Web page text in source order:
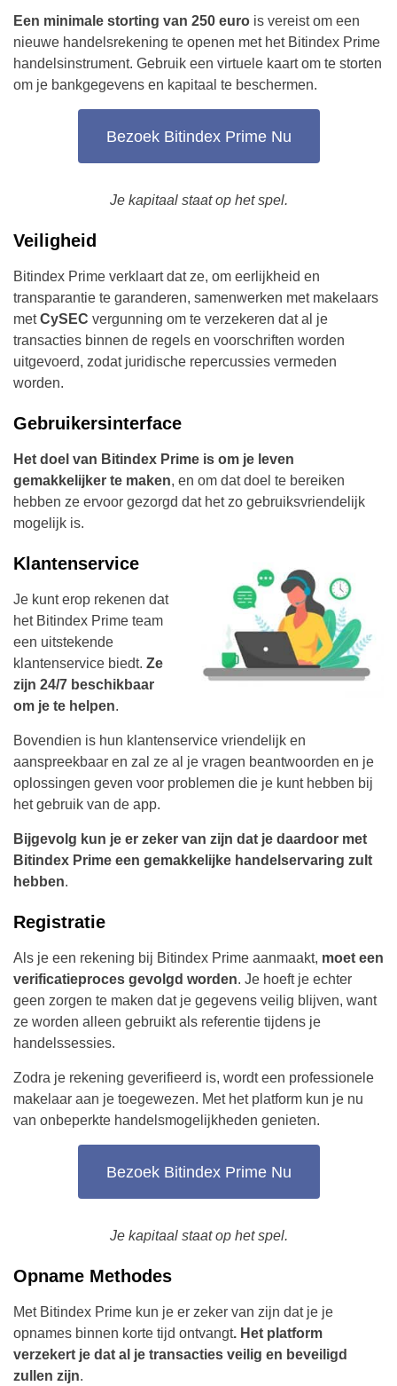
Een minimale storting van 250 euro is vereist om een
nieuwe handelsrekening te openen met het Bitindex Prime
handelsinstrument. Gebruik een virtuele kaart om te storten
om je bankgegevens en kapitaal te beschermen.
Bezoek Bitindex Prime Nu
Je kapitaal staat op het spel.
Veiligheid
Bitindex Prime verklaart dat ze, om eerlijkheid en
transparantie te garanderen, samenwerken met makelaars
metCySEC vergunning om te verzekeren dat al je
transacties binnen de regels en voorschriften worden
uitgevoerd, zodat juridische repercussies vermeden
worden.
Gebruikersinterface
Het doel van Bitindex Prime is om je leven
gemakkelijker te maken, en om dat doel te bereiken
hebben ze ervoor gezorgd dat het zo gebruiksvriendelijk
mogelijk is.
Klantenservice
Je kunt erop rekenen dat
het Bitindex Prime team
een uitstekende
klantenservice biedt. Ze
zijn 24/7 beschikbaar
om je te helpen.
Bovendien is hun klantenservice vriendelijk en
aanspreekbaar en zal ze al je vragen beantwoorden en je
oplossingen geven voor problemen die je kunt hebben bij
het gebruik van de app.
Bijgevolg kun je er zeker van zijn dat je daardoor met
Bitindex Prime een gemakkelijke handelservaring zult
hebben.
Registratie
Als je een rekening bij Bitindex Prime aanmaakt, moet een
verificatieproces gevolgd worden. Je hoeft je echter
geen zorgen te maken dat je gegevens veilig blijven, want
ze worden alleen gebruikt als referentie tijdens je
handelssessies.
Zodra je rekening geverifieerd is, wordt een professionele
makelaar aan je toegewezen. Met het platform kun je nu
van onbeperkte handelsmogelijkheden genieten.
Bezoek Bitindex Prime Nu
Je kapitaal staat op het spel.
Opname Methodes
Met Bitindex Prime kun je er zeker van zijn dat je je
opnames binnen korte tijd ontvangt. Het platform
verzekert je dat al je transacties veilig en beveiligd
zullen zijn.